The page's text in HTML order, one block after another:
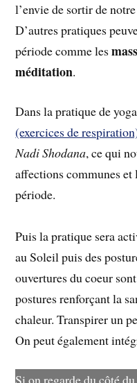
l’envie de sortir de
D’autres pratiques
période comme les
méditation.
Dans la pratique de
(exercices de
Nadi Shodana, ce qui
affections communes et
période.
Puis la pratique sera
au Soleil puis des
ouvertures du coeur
postures renforçant la
chaleur. Transpirer un
On peut également
Si on regarde du côté